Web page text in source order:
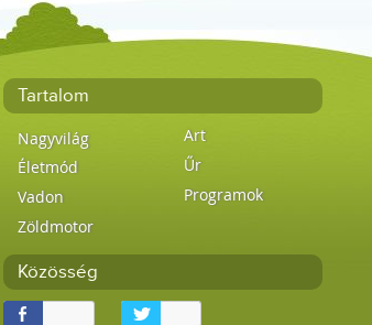
Tartalom
Nagyvilág
Életmód
Vadon
Zöldmotor
Art
Űr
Programok
Közösség